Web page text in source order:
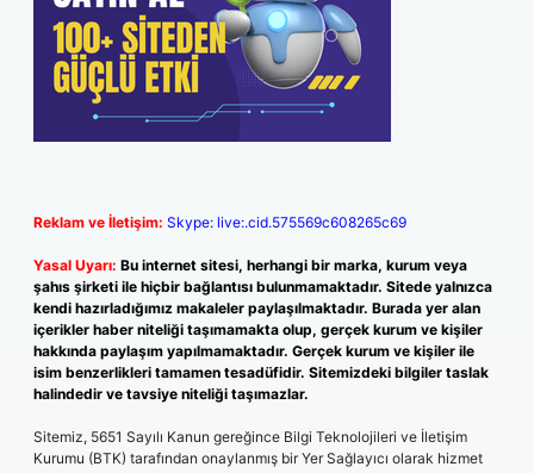
Reklam ve İletişim: Skype: live:.cid.575569c608265c69
Yasal Uyarı: Bu internet sitesi, herhangi bir marka, kurum veya
şahıs şirketi ile hiçbir bağlantısı bulunmamaktadır. Sitede yalnızca
kendi hazırladığımız makaleler paylaşılmaktadır. Burada yer alan
içerikler haber niteliği taşımamakta olup, gerçek kurum ve kişiler
hakkında paylaşım yapılmamaktadır. Gerçek kurum ve kişiler ile
isim benzerlikleri tamamen tesadüfidir. Sitemizdeki bilgiler taslak
halindedir ve tavsiye niteliği taşımazlar.
Sitemiz, 5651 Sayılı Kanun gereğince Bilgi Teknolojileri ve İletişim
Kurumu (BTK) tarafından onaylanmış bir Yer Sağlayıcı olarak hizmet